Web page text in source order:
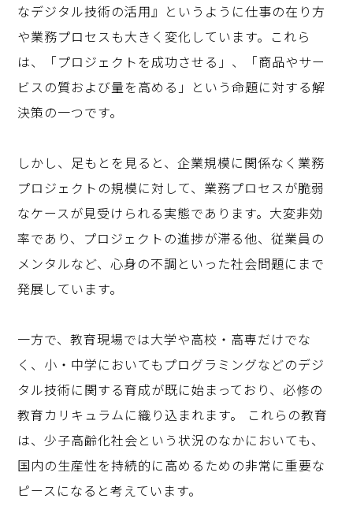
なデジタル技術の活用』というように仕事の在り方
や業務プロセスも大きく変化しています。これら
は、「プロジェクトを成功させる」、「商品やサー
ビスの質および量を高める」という命題に対する解
決策の一つです。
しかし、足もとを見ると、企業規模に関係なく業務
プロジェクトの規模に対して、業務プロセスが脆弱
なケースが見受けられる実態であります。大変非効
率であり、プロジェクトの進捗が滞る他、従業員の
メンタルなど、心身の不調といった社会問題にまで
発展しています。
一方で、教育現場では大学や高校・高専だけでな
く、小・中学においてもプログラミングなどのデジ
タル技術に関する育成が既に始まっており、必修の
教育カリキュラムに織り込まれます。 これらの教育
は、少子高齢化社会という状況のなかにおいても、
国内の生産性を持続的に高めるための非常に重要な
ピースになると考えています。